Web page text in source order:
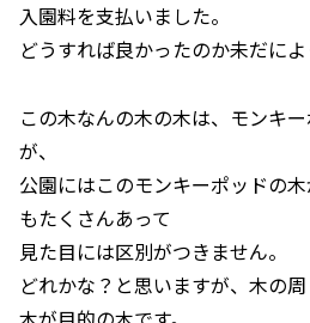
入園料を支払いました。
どうすれば良かったのか未だによ
この木なんの木の木は、モンキ
が、
公園にはこのモンキーポッドの
もたくさんあって
見た目には区別がつきません。
どれかな？と思いますが、木の